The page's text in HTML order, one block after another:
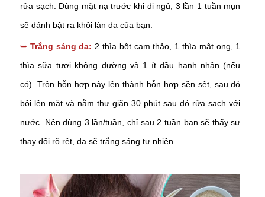
rửa sạch. Dùng mặt nạ trước khi đi ngủ, 3 lần 1 tuần mụn
sẽ đánh bật ra khỏi làn da của bạn.
➥ Trắng sáng da: 2 thìa bột cam thảo, 1 thìa mật ong, 1
thìa sữa tươi không đường và 1 ít dầu hạnh nhân (nếu
có). Trộn hỗn hợp này lên thành hỗn hợp sền sệt, sau đó
bôi lên mặt và nằm thư giãn 30 phút sau đó rửa sạch với
nước. Nên dùng 3 lần/tuần, chỉ sau 2 tuần bạn sẽ thấy sự
thay đổi rõ rệt, da sẽ trắng sáng tự nhiên.